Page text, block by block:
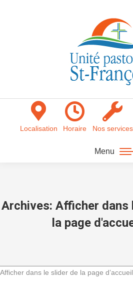
Menu
Localisation Horaire Nos services
Archives: Afficher dans
la page
Afficher dans le slider de la page d’accueil